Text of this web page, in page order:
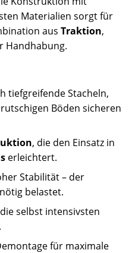
Materialien sorgt für
aus Traktion,
Handhabung.
tiefgreifende Stacheln,
Böden sicheren
, die den Einsatz in
erleichtert.
Stabilität – der
belastet.
selbst intensivsten
für maximale